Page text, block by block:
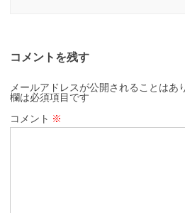
コメントを残す
メールアドレスが公開されることはあ
欄は必須項目です
コメント ※